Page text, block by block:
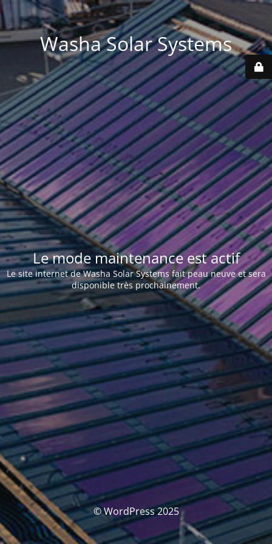
Washa Solar Systems
Le mode maintenance est actif
Le site internet de Washa Solar Systems fait peau neuve et sera
disponible très prochainement.
© WordPress 2025